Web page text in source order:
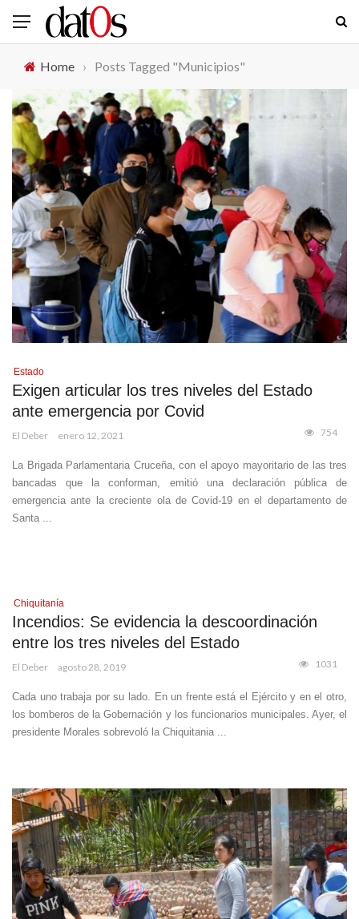
Home › Posts Tagged "Municipios"
Estado
Exigen articular los tres niveles del Estado
ante emergencia por Covid
El Deber enero 12, 2021 754
La Brigada Parlamentaria Cruceña, con el apoyo mayoritario de las tres
bancadas que la conforman, emitió una declaración pública de
emergencia ante la creciente ola de Covid-19 en el departamento de
Santa ...
Chiquitanía
Incendios: Se evidencia la descoordinación
entre los tres niveles del Estado
El Deber agosto 28, 2019 1031
Cada uno trabaja por su lado. En un frente está el Ejército y en el otro,
los bomberos de la Gobernación y los funcionarios municipales. Ayer, el
presidente Morales sobrevoló la Chiquitania ...